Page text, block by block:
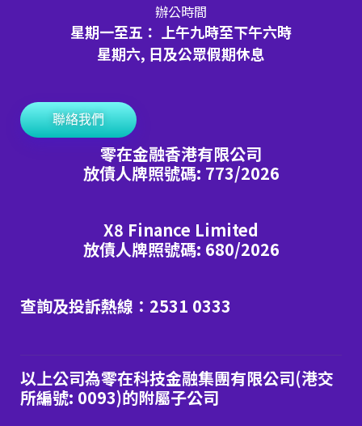
辦公時間
星期一至五： 上午九時至下午六時
星期六, 日及公眾假期休息
聯絡我們
零在金融香港有限公司
放債人牌照號碼: 773/2026
X8 Finance Limited
放債人牌照號碼: 680/2026
查詢及投訴熱線：2531 0333
以上公司為零在科技金融集團有限公司(港交
所編號: 0093)的附屬子公司